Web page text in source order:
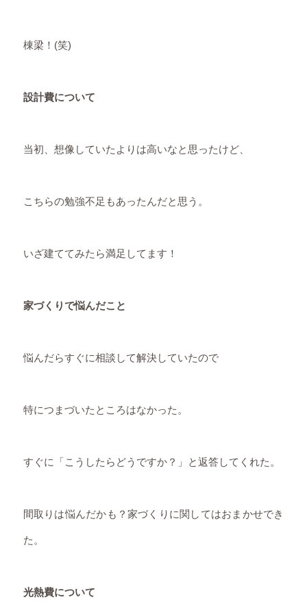
棟梁！(笑)
設計費について
当初、想像していたよりは高いなと思ったけど、
こちらの勉強不足もあったんだと思う。
いざ建ててみたら満足してます！
家づくりで悩んだこと
悩んだらすぐに相談して解決していたので
特につまづいたところはなかった。
すぐに「こうしたらどうですか？」と返答してくれた。
間取りは悩んだかも？家づくりに関してはおまかせでき
た。
光熱費について